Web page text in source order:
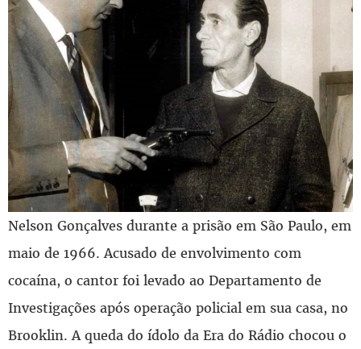
Nelson Gonçalves durante a prisão em São Paulo, em
maio de 1966. Acusado de envolvimento com
cocaína, o cantor foi levado ao Departamento de
Investigações após operação policial em sua casa, no
Brooklin. A queda do ídolo da Era do Rádio chocou o